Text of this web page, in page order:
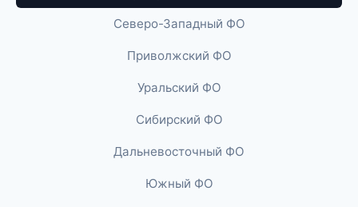
Северо-Западный ФО
Приволжский ФО
Уральский ФО
Сибирский ФО
Дальневосточный ФО
Южный ФО